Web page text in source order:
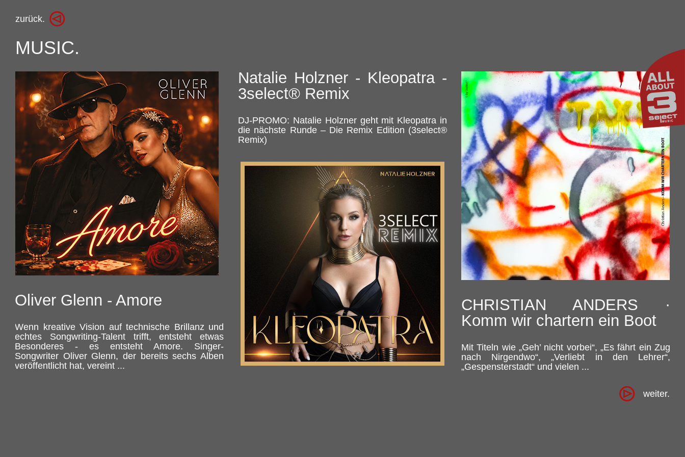
zurück.
MUSIC.
Oliver Glenn - Amore
Wenn kreative Vision auf technische Brillanz und
echtes Songwriting-Talent trifft, entsteht etwas
Besonderes - es entsteht Amore. Singer-
Songwriter Oliver Glenn, der bereits sechs Alben
veröffentlicht hat, vereint ...
Natalie Holzner - Kleopatra -
3select® Remix
DJ-PROMO: Natalie Holzner geht mit Kleopatra in
die nächste Runde – Die Remix Edition (3select®
Remix)
CHRISTIAN ANDERS ·
Komm wir chartern ein Boot
Mit Titeln wie „Geh’ nicht vorbei“, „Es fährt ein Zug
nach Nirgendwo“, „Verliebt in den Lehrer“,
„Gespensterstadt“ und vielen ...
weiter.